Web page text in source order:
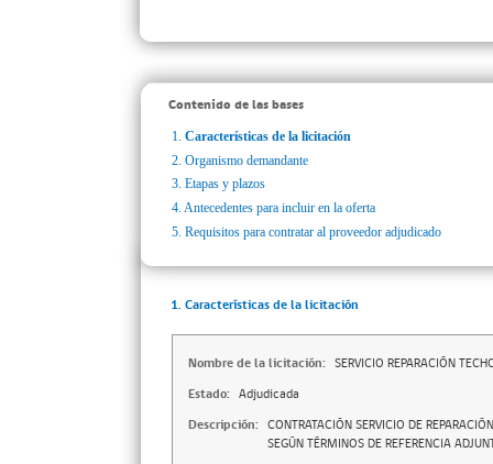
Contenido de las bases
1. Características de la licitación
2. Organismo demandante
3. Etapas y plazos
4. Antecedentes para incluir en la oferta
5. Requisitos para contratar al proveedor adjudicado
1. Características de la licitación
Nombre de la licitación: SERVICIO REPARACIÓN
Estado: Adjudicada
Descripción: CONTRATACIÓN SERVICIO DE
SEGÚN TÉRMINOS DE REFERENCIA